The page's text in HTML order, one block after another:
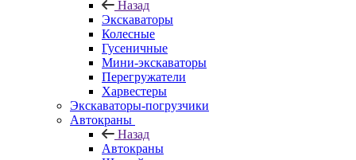
Назад
Экскаваторы
Колесные
Гусеничные
Мини-экскаваторы
Перегружатели
Харвестеры
Экскаваторы-погрузчики
Автокраны
Назад
Автокраны